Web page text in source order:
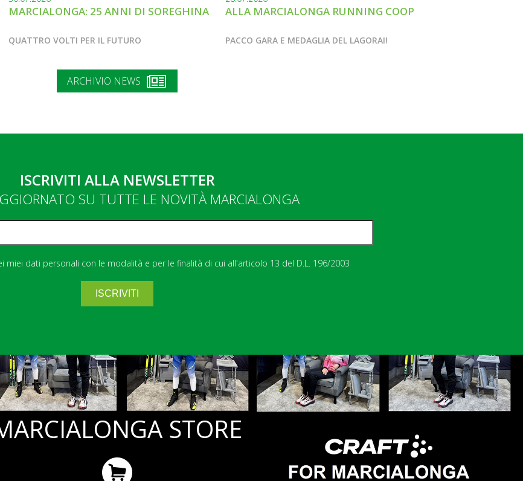
MARCIALONGA: 25 ANNI DI SOREGHINA
QUATTRO VOLTI PER IL FUTURO
ALLA MARCIALONGA RUNNING COOP
PACCO GARA E MEDAGLIA DEL LAGORAI!
ARCHIVIO NEWS
ISCRIVITI ALLA NEWSLETTER
SU TUTTE LE NOVITÀ MARCIALONGA
miei dati personali con le modalità e per le finalità di cui all'articolo 13 del D.L. 196/2003
STORE